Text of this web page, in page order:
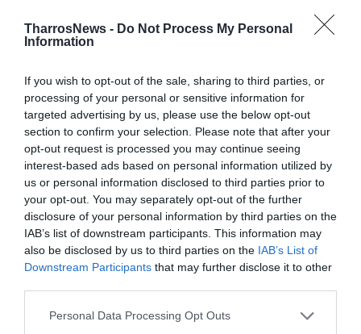
TharrosNews - Do Not Process My Personal
Information
If you wish to opt-out of the sale, sharing to third parties, or
processing of your personal or sensitive information for
targeted advertising by us, please use the below opt-out
section to confirm your selection. Please note that after your
opt-out request is processed you may continue seeing
interest-based ads based on personal information utilized by
us or personal information disclosed to third parties prior to
your opt-out. You may separately opt-out of the further
disclosure of your personal information by third parties on the
IAB’s list of downstream participants. This information may
also be disclosed by us to third parties on the IAB’s List of
Downstream Participants that may further disclose it to other
Personal Data Processing Opt Outs
Σοβαρό τροχαίο στον Άγιο Φλώρο
22/12/2021 21:06
Στο ίδιο σημείο που είχαν σκοτωθεί τον περασμένο
Μάιο δύο νεαροί ποδοσφαιριστές του Εθνικού
Μελιγαλά, συνέβη απόψε, περίπου...